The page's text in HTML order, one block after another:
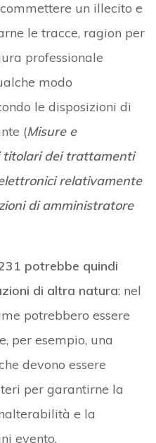
un illecito e
le tracce, ragion per
professionale
modo
le disposizioni di
(Misure e
titolari dei trattamenti
relativamente
di amministratore
potrebbe quindi
di altra natura: nel
potrebbero essere
per esempio, una
devono essere
per garantirne la
e la
evento.